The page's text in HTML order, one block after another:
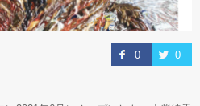
0 0